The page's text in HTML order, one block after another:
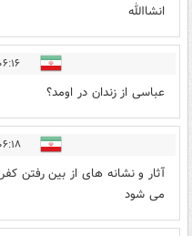
انشاالله
۰۶:۱۶ - ۱۳۹۷/
عباسی از زندان در اومد؟
۰۶:۱۸ - ۱۳۹۷/
آثار و نشانه های از بین رفتن
می شود